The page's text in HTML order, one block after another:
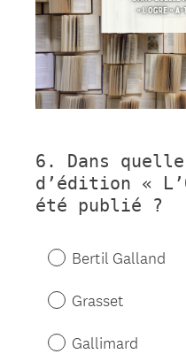
Question
Title
6 .
Dans
d’édition «
été publié ?
Bertil Galland
Grasset
Gallimard